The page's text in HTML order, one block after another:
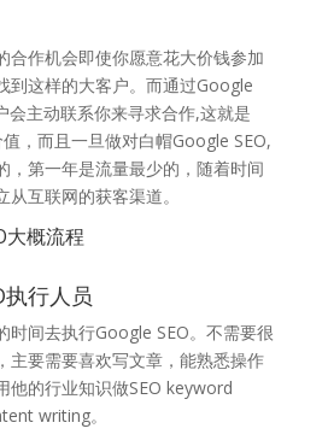
合作机会即使你愿意花大价钱参加
到这样的大客户。而通过Google
会主动联系你来寻求合作,这就是
，而且一旦做对白帽Google SEO,
，第一年是流量最少的，随着时间
互联网的获客渠道。
大概流程
行人员
时间去执行Google SEO。不需要很
主要需要喜欢写文章，能熟悉操作
他的行业知识做SEO keyword
writing。